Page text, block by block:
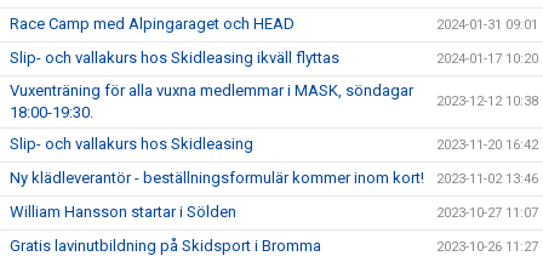
Race Camp med Alpingaraget och HEAD 2024-01-31 09:01
Slip- och vallakurs hos Skidleasing ikväll flyttas 2024-01-17 10:20
Vuxenträning för alla vuxna medlemmar i MASK, söndagar
18:00-19:30.
2023-12-12 10:38
Slip- och vallakurs hos Skidleasing 2023-11-20 16:42
Ny klädleverantör - beställningsformulär kommer inom kort! 2023-11-02 13:46
William Hansson startar i Sölden 2023-10-27 11:07
Gratis lavinutbildning på Skidsport i Bromma 2023-10-26 11:27